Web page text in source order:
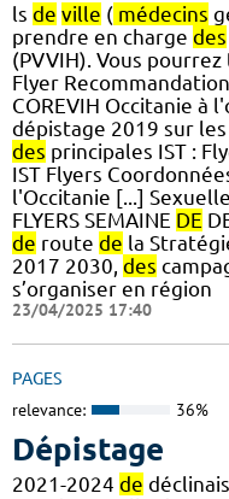
ls de ville ( médecins
prendre en charge des
(PVVIH). Vous
Flyer
COREVIH Occitanie à
dépistage 2019 sur
des principales IST :
IST Flyers
l'Occitanie [...]
FLYERS SEMAINE DE
de route de la
2017 2030, des
s’organiser en région
23/04/2025 17:40
PAGES
relevance: 36%
Dépistage
2021-2024 de